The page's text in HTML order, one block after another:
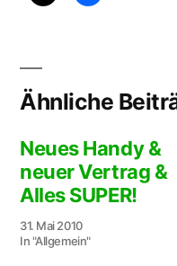
Ähnliche
Neues Handy &
neuer Vertrag &
Alles SUPER!
31. Mai 2010
In "Allgemein"